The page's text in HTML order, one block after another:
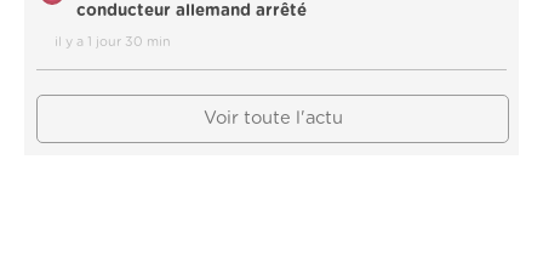
conducteur allemand arrêté
il y a 1 jour 30 min
Voir toute l'actu